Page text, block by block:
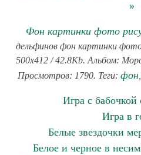
»
Фон картинки фото
дельфинов фон картинки
500x412 / 42.8Kb. Альбом:
Просмотров: 1790. Теги: фон,
Игра с бабочкой
Игра в
Белые звездочки
Белое и черное в